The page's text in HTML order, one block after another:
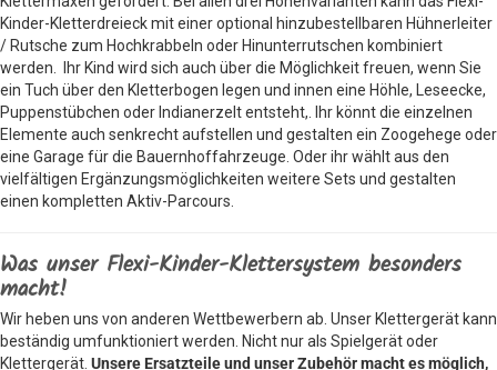
Kinder-Kletterdreieck mit einer optional hinzubestellbaren Hühnerleiter
/ Rutsche zum Hochkrabbeln oder Hinunterrutschen kombiniert
werden. Ihr Kind wird sich auch über die Möglichkeit freuen, wenn Sie
ein Tuch über den Kletterbogen legen und innen eine Höhle, Leseecke,
Puppenstübchen oder Indianerzelt entsteht,. Ihr könnt die einzelnen
Elemente auch senkrecht aufstellen und gestalten ein Zoogehege oder
eine Garage für die Bauernhoffahrzeuge. Oder ihr wählt aus den
vielfältigen Ergänzungsmöglichkeiten weitere Sets und gestalten
einen kompletten Aktiv-Parcours.
Was unser Flexi-Kinder-Klettersystem besonders
macht!
Wir heben uns von anderen Wettbewerbern ab. Unser Klettergerät kann
beständig umfunktioniert werden. Nicht nur als Spielgerät oder
Klettergerät. Unsere Ersatzteile und unser Zubehör macht es möglich,